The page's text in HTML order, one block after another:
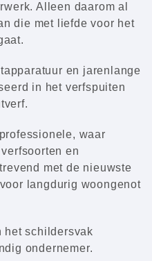
Alleen daarom al
die met liefde voor het
en jarenlange
in het verfspuiten
waar
en
met de nieuwste
langdurig woongenot
het schildersvak
ondernemer.